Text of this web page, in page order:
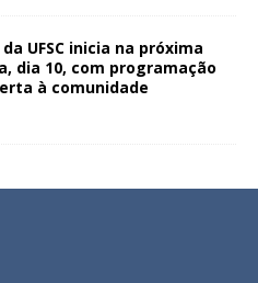
UFSC inicia na próxima
dia 10, com programação
à comunidade